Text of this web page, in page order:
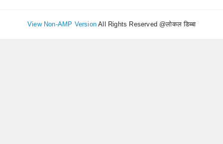
View Non-AMP Version All Rights Reserved @लोकल डिब्बा